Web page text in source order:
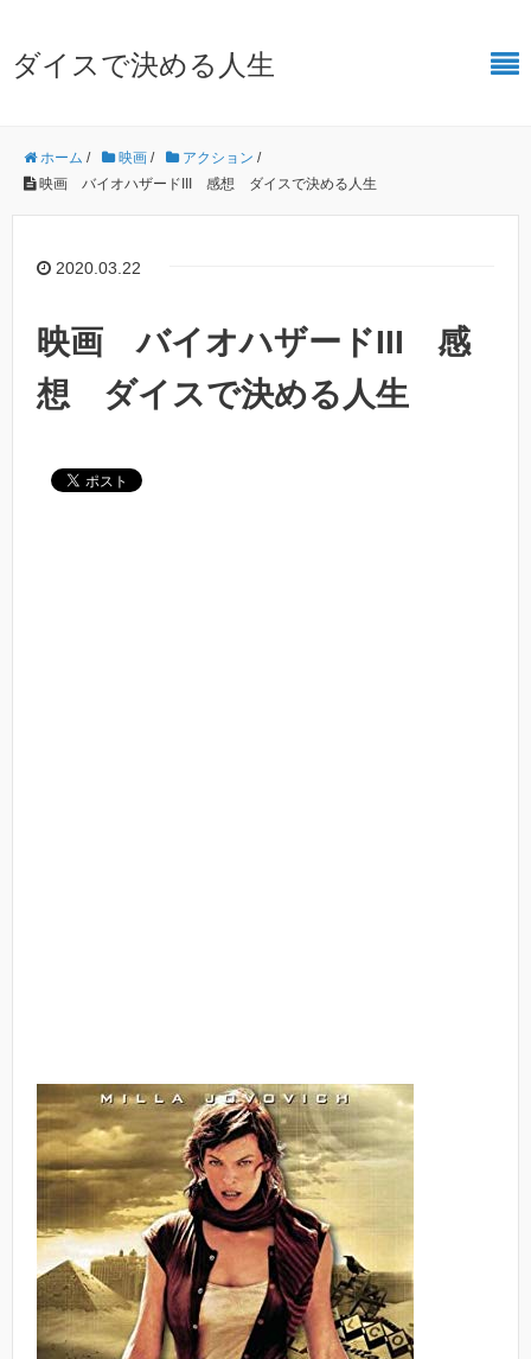
ダイスで決める人生
ホーム / 映画 / アクション /
映画 バイオハザードIII 感想 ダイスで決める人生
2020.03.22
映画 バイオハザードIII 感
想 ダイスで決める人生